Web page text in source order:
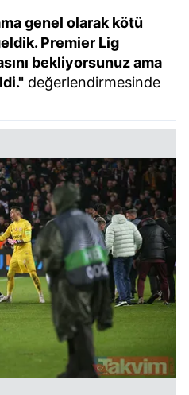
genel olarak kötü
Premier Lig
bekliyorsunuz ama
değerlendirmesinde